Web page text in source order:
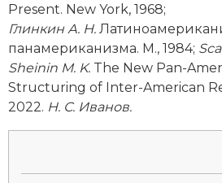
Present. New York, 1968;
Глинкин А. Н.
панамериканизма. М., 1984;
Sheinin M. K. The New Pan-­
Structuring of Inter-­American
2022. Н. С. Иванов.